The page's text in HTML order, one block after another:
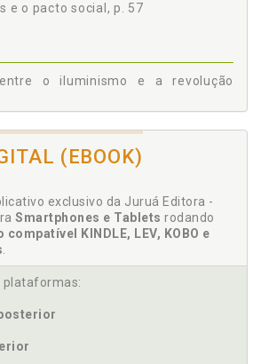
e o pacto social, p. 57
o iluminismo e a revolução
Organização, p. 67
Razão coletiva, p. 75
p. 87
(EBOOK)
exclusivo da Juruá Editora -
Smartphones e Tablets rodando
compatível KINDLE, LEV, KOBO e
.
plataformas: